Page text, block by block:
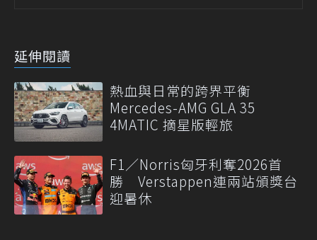
延伸閱讀
熱血與日常的跨界平衡
Mercedes-AMG GLA 35
4MATIC 摘星版輕旅
F1／Norris匈牙利奪2026首
勝 Verstappen連兩站頒獎台
迎暑休